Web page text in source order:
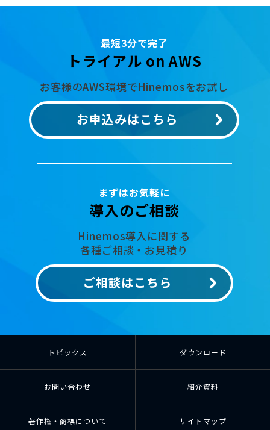
最短3分で完了
トライアル on AWS
お客様のAWS環境でHinemosをお試し
お申込みはこちら
まずはお気軽に
導入のご相談
Hinemos導入に関する
各種ご相談・お見積り
ご相談はこちら
トピックス ダウンロード
お問い合わせ 紹介資料
著作権・商標について サイトマップ